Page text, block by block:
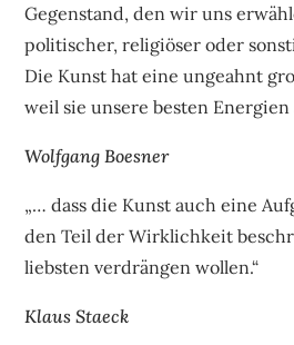
Gegenstand, den wir uns
politischer, religiöser oder
Die Kunst hat eine ungeahnt
weil sie unsere besten
Wolfgang Boesner
„… dass die Kunst auch eine
den Teil der Wirklichkeit
liebsten verdrängen wollen.“
Klaus Staeck